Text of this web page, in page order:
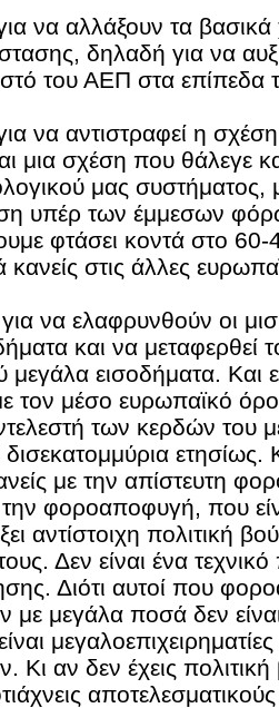
να αλλάξουν τα βασικά
δηλαδή για να
του ΑΕΠ στα
να αντιστραφεί η
μια σχέση που θάλεγε
μας συστήματος,
υπέρ των έμμεσων
φτάσει κοντά στο 60-
κανείς στις άλλες
να ελαφρυνθούν οι
και να μεταφερθεί
μεγάλα εισοδήματα.
τον μέσο ευρωπαϊκό
των κερδών του
με την απίστευτη
φοροαποφυγή, που
αντίστοιχη πολιτική
Δεν είναι ένα
Διότι αυτοί που
με μεγάλα ποσά δεν είναι
Κι αν δεν έχεις